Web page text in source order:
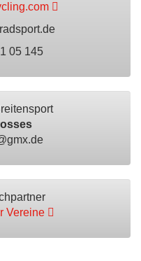
05 145
Vereine